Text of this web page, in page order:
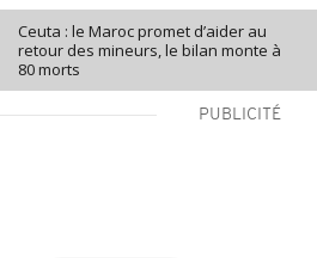
Ceuta : le Maroc promet d’aider au
retour des mineurs, le bilan monte à
80 morts
PUBLICITÉ